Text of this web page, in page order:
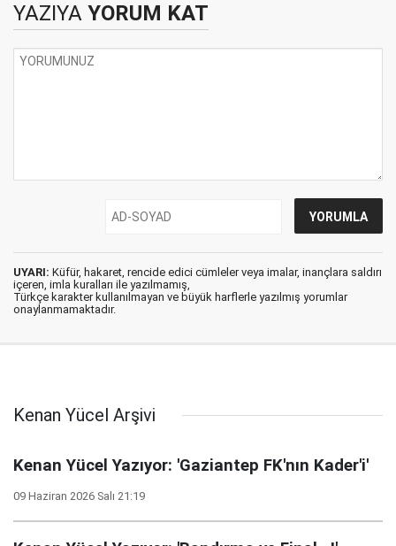
YAZIYA YORUM KAT
UYARI: Küfür, hakaret, rencide edici cümleler veya imalar, inançlara saldırı
içeren, imla kuralları ile yazılmamış,
Türkçe karakter kullanılmayan ve büyük harflerle yazılmış yorumlar
onaylanmamaktadır.
Kenan Yücel Arşivi
Kenan Yücel Yazıyor: 'Gaziantep FK'nın Kader'i'
09 Haziran 2026 Salı 21:19